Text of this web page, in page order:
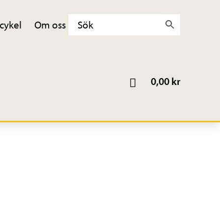
Om oss
0,00kr